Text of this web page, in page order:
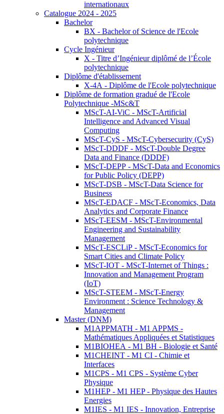
internationaux
Catalogue 2024 - 2025
Bachelor
BX - Bachelor of Science de l'Ecole
polytechnique
Cycle Ingénieur
X - Titre d’Ingénieur diplômé de l’École
polytechnique
Diplôme d'établissement
X-4A - Diplôme de l'Ecole polytechnique
Diplôme de formation gradué de l'Ecole
Polytechnique -MSc&T
MScT-AI-ViC - MScT-Artificial
Intelligence and Advanced Visual
Computing
MScT-CyS - MScT-Cybersecurity (CyS)
MScT-DDDF - MScT-Double Degree
Data and Finance (DDDF)
MScT-DEPP - MScT-Data and Economics
for Public Policy (DEPP)
MScT-DSB - MScT-Data Science for
Business
MScT-EDACF - MScT-Economics, Data
Analytics and Corporate Finance
MScT-EESM - MScT-Environmental
Engineering and Sustainability
Management
MScT-ESCLiP - MScT-Economics for
Smart Cities and Climate Policy
MScT-IOT - MScT-Internet of Things :
Innovation and Management Program
(IoT)
MScT-STEEM - MScT-Energy
Environment : Science Technology &
Management
Master (DNM)
M1APPMATH - M1 APPMS -
Mathématiques Appliquées et Statistiques
M1BIOHEA - M1 BH - Biologie et Santé
M1CHEINT - M1 CI - Chimie et
Interfaces
M1CPS - M1 CPS - Système Cyber
Physique
M1HEP - M1 HEP - Physique des Hautes
Energies
M1IES - M1 IES - Innovation, Entreprise